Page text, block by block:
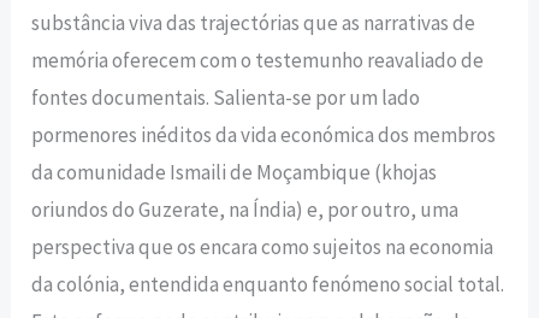
substância viva das trajectórias que as narrativas de
memória oferecem com o testemunho reavaliado de
fontes documentais. Salienta-se por um lado
pormenores inéditos da vida económica dos membros
da comunidade Ismaili de Moçambique (khojas
oriundos do Guzerate, na Índia) e, por outro, uma
perspectiva que os encara como sujeitos na economia
da colónia, entendida enquanto fenómeno social total.